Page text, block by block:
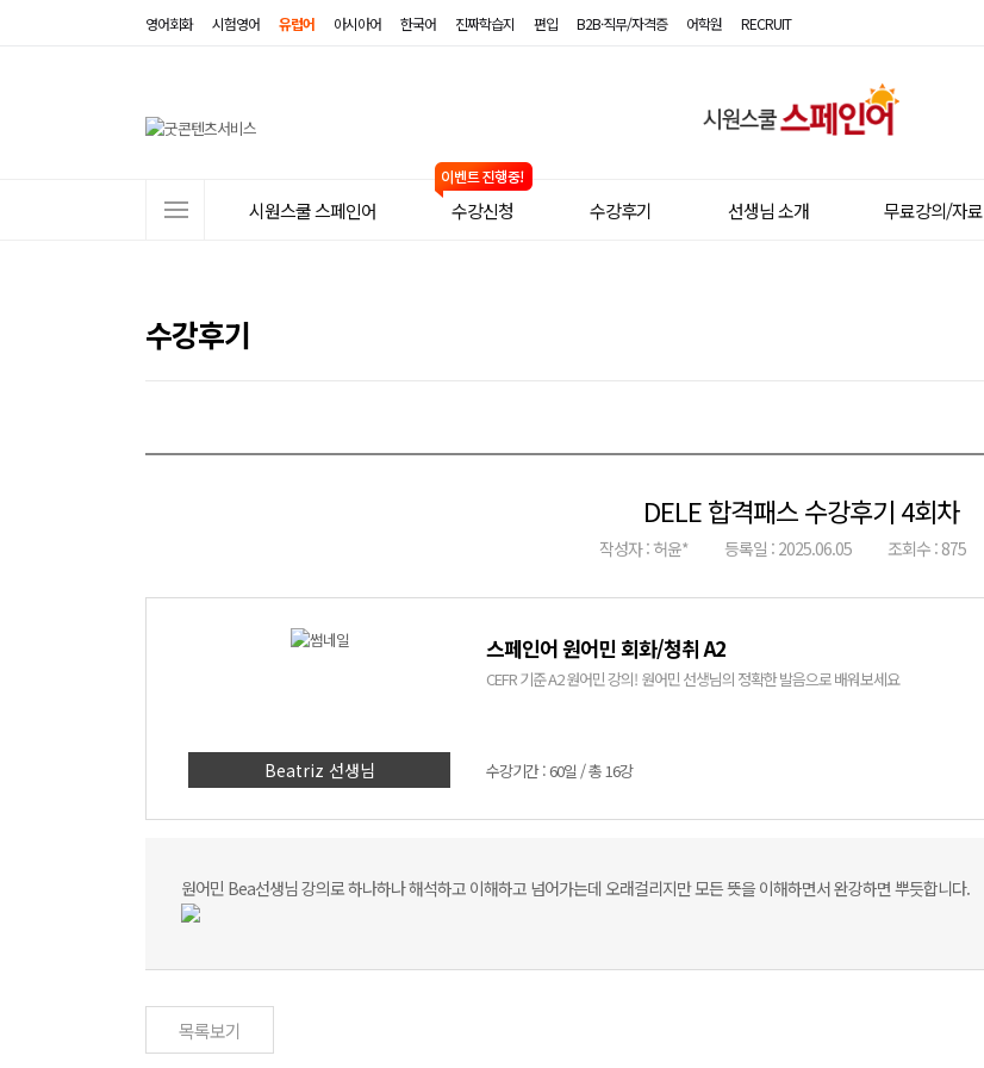
영어회화 시험영어 유럽어 아시아어 한국어 진짜학습지 편입 B2B·직무/자격증 어학원 RECRUIT
뉴
시원스쿨 스페인어 수강신청 수강후기 선생님 소개 무료강의/자료
수강후기
DELE 합격패스 수강후기 4회차
작성자 : 허윤* 등록일 : 2025.06.05 조회수 : 875
Beatriz 선생님
스페인어 원어민 회화/청취 A2
CEFR 기준 A2 원어민 강의! 원어민 선생님의 정확한 발음으로 배워보세요
수강기간 : 60일 / 총 16강
원어민 Bea선생님 강의로 하나하나 해석하고 이해하고 넘어가는데 오래걸리지만 모든 뜻을 이해하면서 완강하면 뿌듯합니다.
목록보기